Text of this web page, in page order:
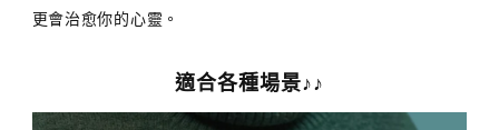
更會治愈你的心靈。
適合各種場景♪♪